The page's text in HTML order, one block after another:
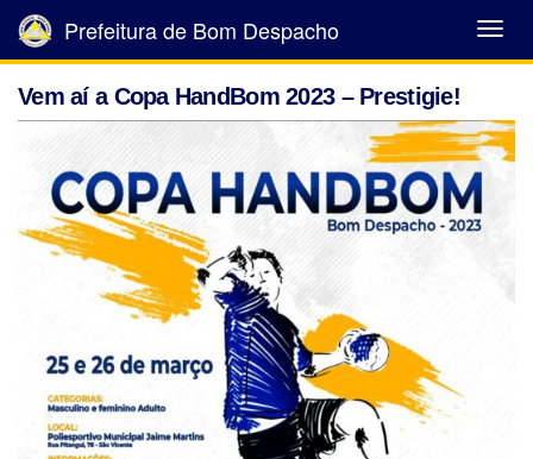
Abrir
Menu
Prefeitura de Bom Despacho
Vem aí a Copa HandBom 2023 – Prestigie!